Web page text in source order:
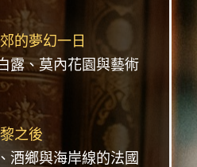
的夢幻一日
露、莫內花園與藝術
之後
酒鄉與海岸線的法國